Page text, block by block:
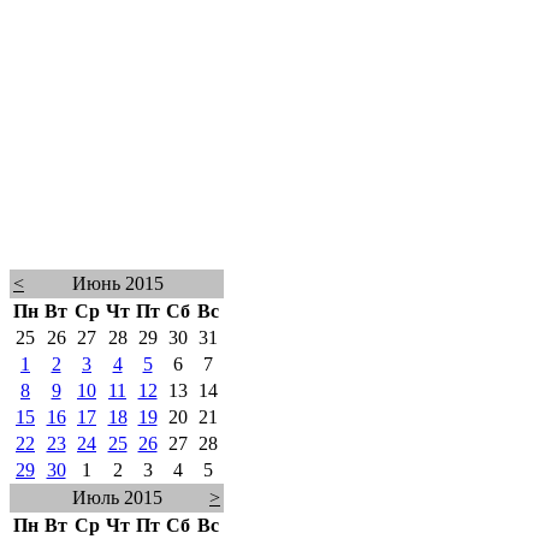
<
Июнь 2015
Пн Вт Ср Чт Пт Сб Вс
25
26 27 28 29 30 31
1
2 3 4 5 6
7
8
9 10 11 12 13
14
15
16 17 18 19 20
21
22
23 24 25 26 27
28
29 30 1 2 3 4
5
Июль 2015
>
Пн Вт Ср Чт Пт Сб Вс